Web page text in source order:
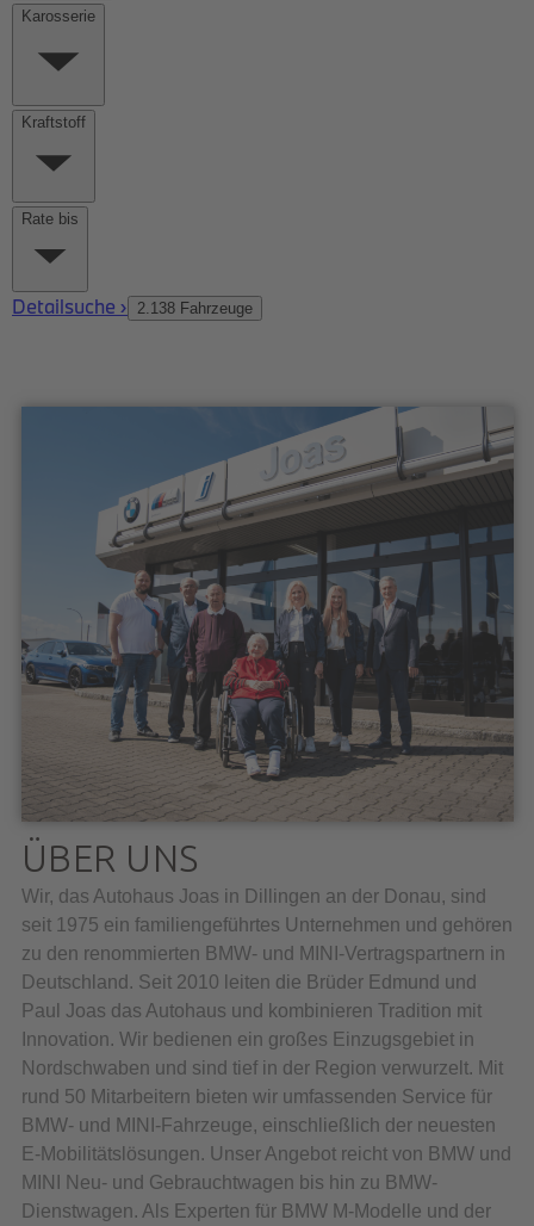
ÜBER UNS
Wir, das Autohaus Joas in Dillingen an der Donau, sind
seit 1975 ein familiengeführtes Unternehmen und gehören
zu den renommierten BMW- und MINI-Vertragspartnern in
Deutschland. Seit 2010 leiten die Brüder Edmund und
Paul Joas das Autohaus und kombinieren Tradition mit
Innovation. Wir bedienen ein großes Einzugsgebiet in
Nordschwaben und sind tief in der Region verwurzelt. Mit
rund 50 Mitarbeitern bieten wir umfassenden Service für
BMW- und MINI-Fahrzeuge, einschließlich der neuesten
E-Mobilitätslösungen. Unser Angebot reicht von BMW und
MINI Neu- und Gebrauchtwagen bis hin zu BMW-
Dienstwagen. Als Experten für BMW M-Modelle und der